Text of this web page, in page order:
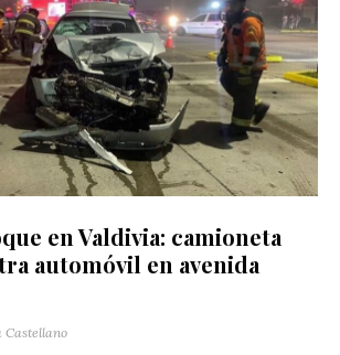
en Valdivia: camioneta
automóvil en avenida
Castellano